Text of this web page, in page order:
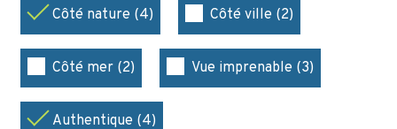
Côté nature (4) Côté ville (2)
Côté mer (2) Vue imprenable (3)
Authentique (4)